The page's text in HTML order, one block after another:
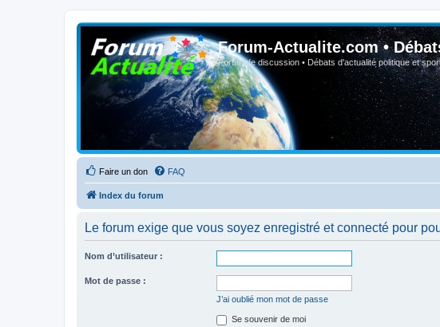
Forum-Actualite.com •
Forum de discussion • Débats d'actualité politique et
Faire un don FAQ
Index du forum
Le forum exige que vous soyez enregistré et connecté pour
Nom d’utilisateur :
Mot de passe :
J’ai oublié mon mot de passe
Se souvenir de moi